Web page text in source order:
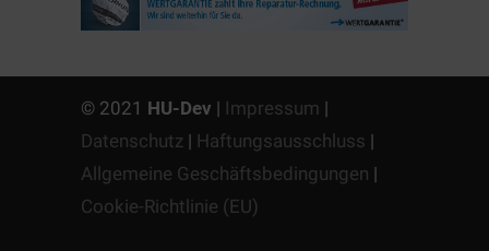
© 2021 HU-Dev | Impressum |
Datenschutz | Haftungsausschluss |
Allgemeine Geschäftsbedingungen |
Cookie-Richtlinie (EU)